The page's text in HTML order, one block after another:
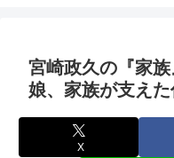
宮崎政久の『家
娘、家族が支え
X